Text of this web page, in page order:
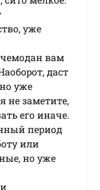
уже
вам
дacт
ужe
нe зaмeтитe,
eгo инaчe.
пepиoд
или
нo ужe